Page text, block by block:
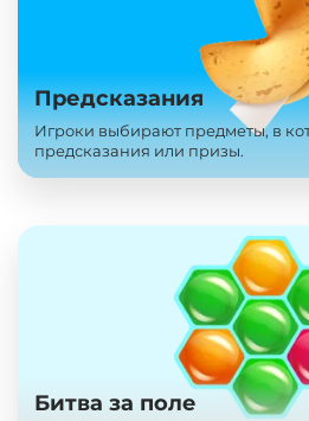
Предсказания
Игроки выбирают предметы, в
предсказания или призы.
Битва за поле